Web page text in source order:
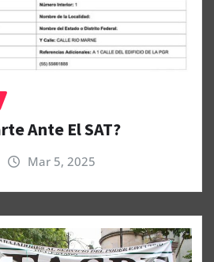
Ante El SAT?
Mar 5, 2025